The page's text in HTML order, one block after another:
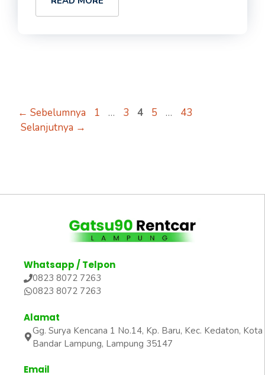
← Sebelumnya Halaman
1 … Halaman
3 Halaman
4 Halaman
5 … Halaman
43
Selanjutnya →
Whatsapp / Telpon
0823 8072 7263
0823 8072 7263
Alamat
Gg. Surya Kencana 1 No.14, Kp. Baru, Kec. Kedaton, Kota
Bandar Lampung, Lampung 35147
Email